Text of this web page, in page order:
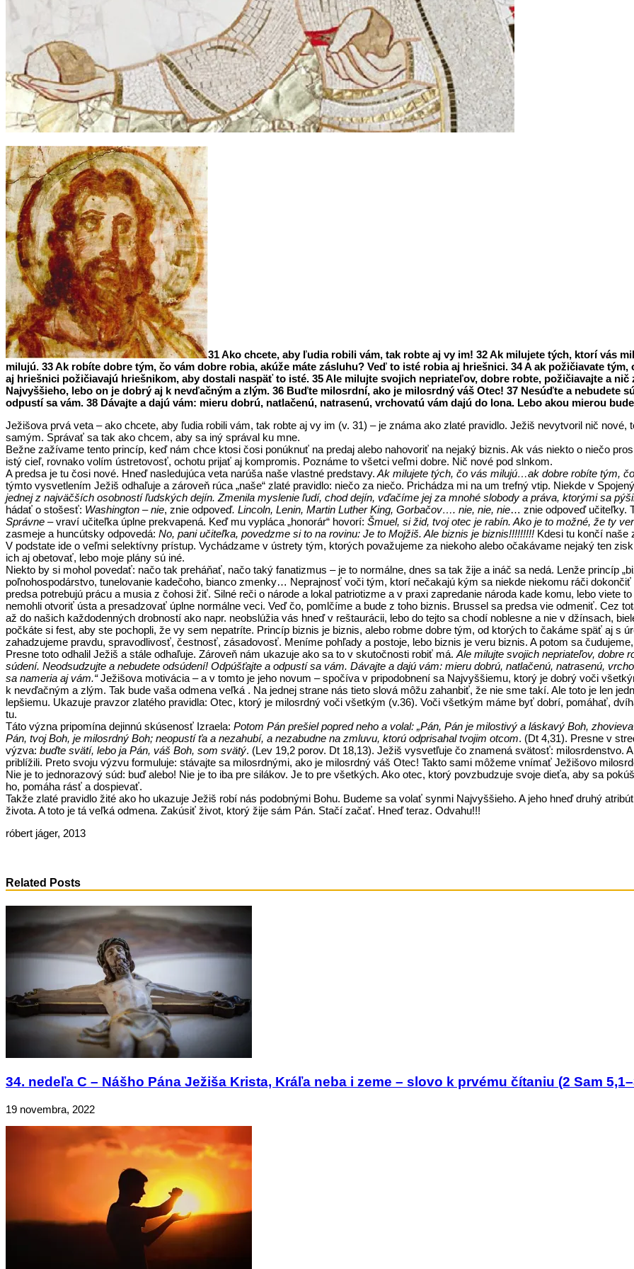
31 Ako chcete, aby ľudia robili vám, tak robte aj vy im! 32 Ak milujete tých, ktorí vás
milujú. 33 Ak robíte dobre tým, čo vám dobre robia, akúže máte zásluhu? Veď to isté robia aj hriešnici. 34 A ak požičiavate
aj hriešnici požičiavajú hriešnikom, aby dostali naspäť to isté. 35 Ale milujte svojich nepriateľov, dobre robte, požičiavajte a nič
Najvyššieho, lebo on je dobrý aj k nevďačným a zlým. 36 Buďte milosrdní, ako je milosrdný váš Otec! 37 Nesúďte a nebudete
odpustí sa vám. 38 Dávajte a dajú vám: mieru dobrú, natlačenú, natrasenú, vrchovatú vám dajú do lona. Lebo akou mierou
Ježišova prvá veta – ako chcete, aby ľudia robili vám, tak robte aj vy im (v. 31) – je známa ako zlaté pravidlo. Ježiš nevytvoril nič
samým. Správať sa tak ako chcem, aby sa iný správal ku mne.
Bežne zažívame tento princíp, keď nám chce ktosi čosi ponúknuť na predaj alebo nahovoriť na nejaký biznis. Ak vás niekto o niečo
istý cieľ, rovnako volím ústretovosť, ochotu prijať aj kompromis. Poznáme to všetci veľmi dobre. Nič nové pod slnkom.
A predsa je tu čosi nové. Hneď nasledujúca veta narúša naše vlastné predstavy. Ak milujete tých, čo vás milujú…ak dobre robíte tým,
týmto vysvetlením Ježiš odhaľuje a zároveň rúca „naše“ zlaté pravidlo: niečo za niečo. Prichádza mi na um trefný vtip. Niekde v
jednej z najväčších osobností ľudských dejín. Zmenila myslenie ľudí, chod dejín, vďačíme jej za mnohé slobody a práva, ktorými sa
hádať o stošesť: Washington – nie, znie odpoveď. Lincoln, Lenin, Martin Luther King, Gorbačov…. nie, nie, nie… znie odpoveď učiteľky.
Správne – vraví učiteľka úplne prekvapená. Keď mu vypláca „honorár“ hovorí: Šmuel, si žid, tvoj otec je rabín. Ako je to možné, že ty
zasmeje a huncútsky odpovedá: No, pani učiteľka, povedzme si to na rovinu: Je to Mojžiš. Ale biznis je biznis!!!!!!!!! Kdesi tu končí naše
V podstate ide o veľmi selektívny prístup. Vychádzame v ústrety tým, ktorých považujeme za niekoho alebo očakávame nejaký ten
ich aj obetovať, lebo moje plány sú iné.
Niekto by si mohol povedať: načo tak preháňať, načo taký fanatizmus – je to normálne, dnes sa tak žije a ináč sa nedá. Lenže princíp
poľnohospodárstvo, tunelovanie kadečoho, bianco zmenky… Neprajnosť voči tým, ktorí nečakajú kým sa niekde niekomu ráči
predsa potrebujú prácu a musia z čohosi žiť. Silné reči o národe a lokal patriotizme a v praxi zapredanie národa kade komu, lebo viete
nemohli otvoriť ústa a presadzovať úplne normálne veci. Veď čo, pomlčíme a bude z toho biznis. Brussel sa predsa vie odmeniť. Cez
až do našich každodenných drobností ako napr. neobslúžia vás hneď v reštaurácii, lebo do tejto sa chodí noblesne a nie v džínsach,
počkáte si fest, aby ste pochopli, že vy sem nepatríte. Princíp biznis je biznis, alebo robme dobre tým, od ktorých to čakáme späť aj s
zahadzujeme pravdu, spravodlivosť, čestnosť, zásadovosť. Meníme pohľady a postoje, lebo biznis je veru biznis. A potom sa
Presne toto odhalil Ježiš a stále odhaľuje. Zároveň nám ukazuje ako sa to v skutočnosti robiť má. Ale milujte svojich nepriateľov, dobre
súdení. Neodsudzujte a nebudete odsúdení! Odpúšťajte a odpustí sa vám. Dávajte a dajú vám: mieru dobrú, natlačenú, natrasenú,
sa nameria aj vám.“Ježišova motivácia – a v tomto je jeho novum – spočíva v pripodobnení sa Najvyššiemu, ktorý je dobrý voči
k nevďačným a zlým. Tak bude vaša odmena veľká . Na jednej strane nás tieto slová môžu zahanbiť, že nie sme takí. Ale toto je len
lepšiemu. Ukazuje pravzor zlatého pravidla: Otec, ktorý je milosrdný voči všetkým (v.36). Voči všetkým máme byť dobrí, pomáhať,
tu.
Táto význa pripomína dejinnú skúsenosť Izraela: Potom Pán prešiel popred neho a volal: „Pán, Pán je milostivý a láskavý Boh,
Pán, tvoj Boh, je milosrdný Boh; neopustí ťa a nezahubí, a nezabudne na zmluvu, ktorú odprisahal tvojim otcom. (Dt 4,31). Presne v
výzva: buďte svätí, lebo ja Pán, váš Boh, som svätý. (Lev 19,2 porov. Dt 18,13). Ježiš vysvetľuje čo znamená svätosť: milosrdenstvo.
priblížili. Preto svoju výzvu formuluje: stávajte sa milosrdnými, ako je milosrdný váš Otec! Takto sami môžeme vnímať Ježišovo
Nie je to jednorazový súd: buď alebo! Nie je to iba pre silákov. Je to pre všetkých. Ako otec, ktorý povzbudzuje svoje dieťa, aby sa
ho, pomáha rásť a dospievať.
Takže zlaté pravidlo žité ako ho ukazuje Ježiš robí nás podobnými Bohu. Budeme sa volať synmi Najvyššieho. A jeho hneď druhý
života. A toto je tá veľká odmena. Zakúsiť život, ktorý žije sám Pán. Stačí začať. Hneď teraz. Odvahu!!!
róbert jáger, 2013
Related Posts
34. nedeľa C – Nášho Pána Ježiša Krista, Kráľa neba i zeme – slovo k prvému čítaniu (2 Sam
19 novembra, 2022